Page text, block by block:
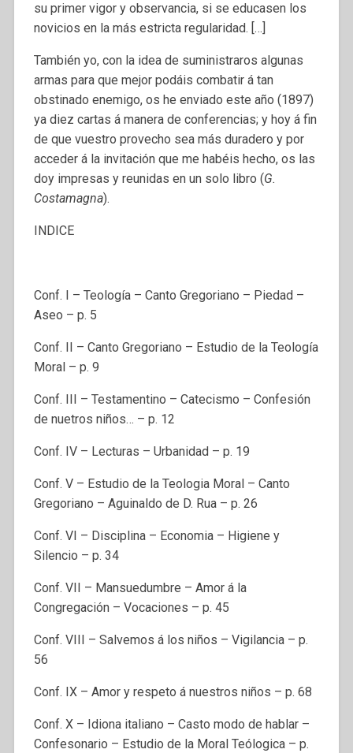
su primer vigor y observancia, si se educasen los
novicios en la más estricta regularidad. […]
También yo, con la idea de suministraros algunas
armas para que mejor podáis combatir á tan
obstinado enemigo, os he enviado este año (1897)
ya diez cartas á manera de conferencias; y hoy á fin
de que vuestro provecho sea más duradero y por
acceder á la invitación que me habéis hecho, os las
doy impresas y reunidas en un solo libro (G.
Costamagna).
INDICE
Conf. I – Teología – Canto Gregoriano – Piedad –
Aseo – p. 5
Conf. II – Canto Gregoriano – Estudio de la Teología
Moral – p. 9
Conf. III – Testamentino – Catecismo – Confesión
de nuetros niños… – p. 12
Conf. IV – Lecturas – Urbanidad – p. 19
Conf. V – Estudio de la Teologia Moral – Canto
Gregoriano – Aguinaldo de D. Rua – p. 26
Conf. VI – Disciplina – Economia – Higiene y
Silencio – p. 34
Conf. VII – Mansuedumbre – Amor á la
Congregación – Vocaciones – p. 45
Conf. VIII – Salvemos á los niños – Vigilancia – p.
56
Conf. IX – Amor y respeto á nuestros niños – p. 68
Conf. X – Idiona italiano – Casto modo de hablar –
Confesonario – Estudio de la Moral Teólogica – p.